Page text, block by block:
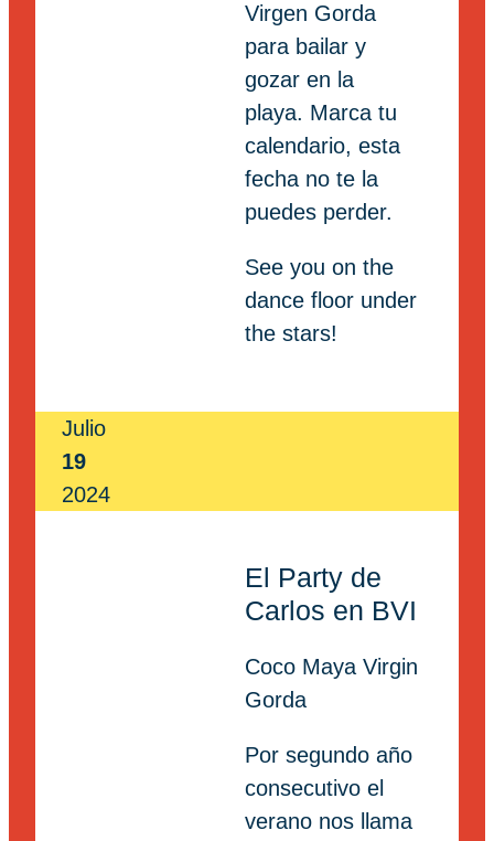
Virgen Gorda
para bailar y
gozar en la
playa. Marca tu
calendario, esta
fecha no te la
puedes perder.
See you on the
dance floor under
the stars!
Julio
19
2024
El Party de
Carlos en BVI
Coco Maya Virgin
Gorda
Por segundo año
consecutivo el
verano nos llama